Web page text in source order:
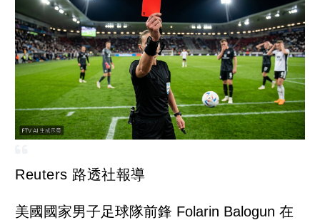
Reuters 路透社報導
美國國家男子足球隊前鋒 Folarin Balogun 在